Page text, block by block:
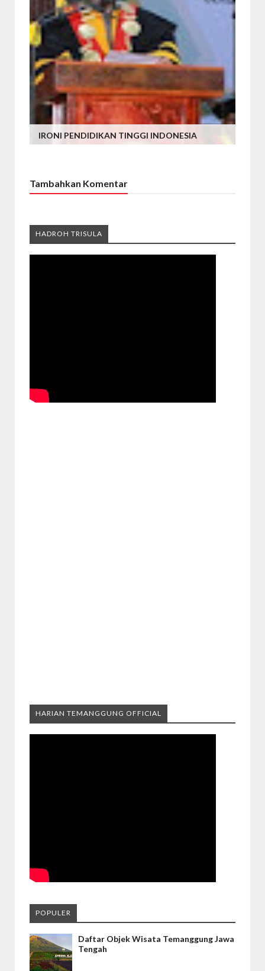
IRONI PENDIDIKAN TINGGI INDONESIA
Tambahkan Komentar
HADROH TRISULA
HARIAN TEMANGGUNG OFFICIAL
POPULER
Daftar Objek Wisata Temanggung Jawa
Tengah